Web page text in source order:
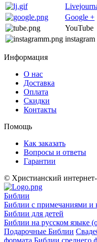
Google +
YouTube
instagram
Информация
О нас
Доставка
Оплата
Скидки
Контакты
Помощь
Как заказать
Вопросы и ответы
Гарантии
© Христианский
Библии
Библии с примечаниями и
Библии для детей
Библии на русском языке
Подарочные Библии
формата Библии среднего